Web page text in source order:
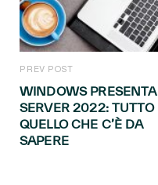
PREV POST
WINDOWS PRESENTA
SERVER 2022: TUTTO
QUELLO CHE C’È DA
SAPERE